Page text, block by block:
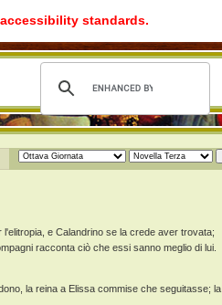
standards.
e Calandrino se la crede aver trovata;
racconta ciò che essi sanno meglio di lui.
la reina a Elissa commise che seguitasse; la